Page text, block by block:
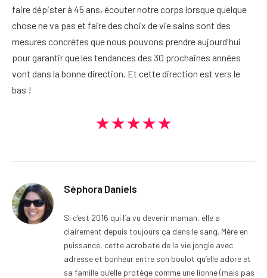
faire dépister à 45 ans, écouter notre corps lorsque quelque
chose ne va pas et faire des choix de vie sains sont des
mesures concrètes que nous pouvons prendre aujourd'hui
pour garantir que les tendances des 30 prochaines années
vont dans la bonne direction. Et cette direction est vers le
bas !
★★★★★
Séphora Daniels
Si c’est 2016 qui l’a vu devenir maman, elle a
clairement depuis toujours ça dans le sang. Mère en
puissance, cette acrobate de la vie jongle avec
adresse et bonheur entre son boulot qu’elle adore et
sa famille qu’elle protège comme une lionne (mais pas